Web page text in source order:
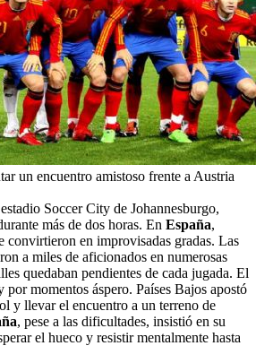
un encuentro amistoso frente a Austria
Soccer City de Johannesburgo,
más de dos horas. En España,
convirtieron en improvisadas gradas. Las
a miles de aficionados en numerosas
quedaban pendientes de cada jugada. El
momentos áspero. Países Bajos apostó
y llevar el encuentro a un terreno de
, pese a las dificultades, insistió en su
el hueco y resistir mentalmente hasta